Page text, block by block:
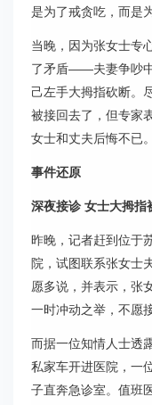
是为了戒贪吃，而是
当晚，因为张女士专
了矛盾——夫妻争吵
己左手大拇指砍断。
被接回去了，但专家
女士和丈夫后悔不已
事件还原
深夜接诊 女士大拇指
昨晚，记者赶到位于
院，试图联系张女士
愿多说，并表示，张
一时冲动之举，不愿
而据一位知情人士透
私家车开进医院，一
子直奔急诊室。值班